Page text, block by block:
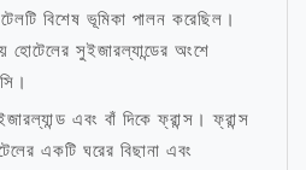
বিশেষ ভূমিকা পালন করেছিল।
হোটেলের সুইজারল্যান্ডের অংশে
এবং বাঁ দিকে ফ্রান্স। ফ্রান্স
একটি ঘরের বিছানা এবং